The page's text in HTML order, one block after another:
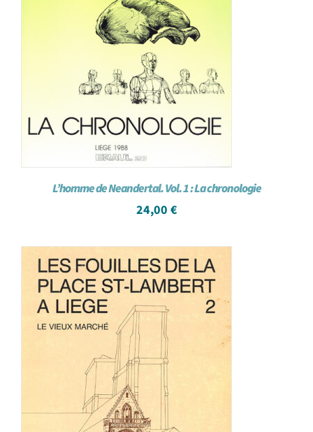
L’homme de Neandertal. Vol. 1 : La chronologie
24,00 €